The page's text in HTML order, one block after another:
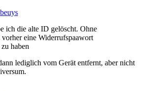
ich die alte ID gelöscht. Ohne
vorher eine Widerrufspaawort
haben
lediglich vom Gerät entfernt, aber nicht